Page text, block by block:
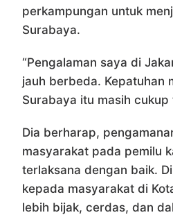
perkampungan untuk
Surabaya.
“Pengalaman saya di
jauh berbeda. Kepatuhan
Surabaya itu masih cukup
Dia berharap,
masyarakat pada pemilu
terlaksana dengan baik.
kepada masyarakat di
lebih bijak, cerdas, dan